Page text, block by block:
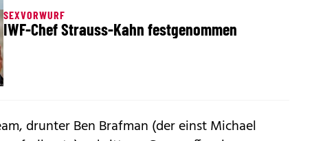
SEXVORWURF
IWF-Chef Strauss-Kahn festgenommen
drunter Ben Brafman (der einst Michael